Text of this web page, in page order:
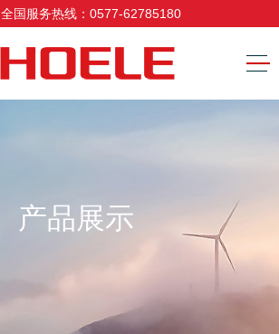
全国服务热线：0577-62785180
产品展示